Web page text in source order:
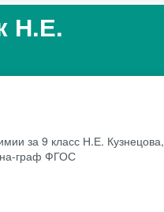
Н.Е.
за 9 класс Н.Е. Кузнецова,
граф ФГОС